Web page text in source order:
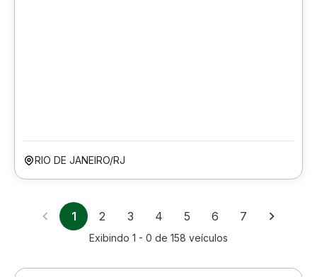
RIO DE JANEIRO/RJ
1 2 3 4 5 6 7
Exibindo 1 - 0 de 158 veículos